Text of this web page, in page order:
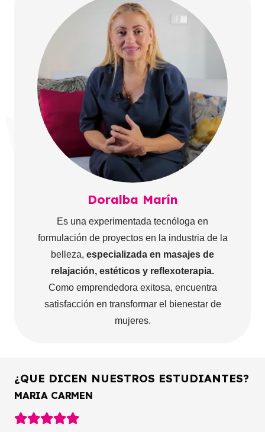
Doralba Marín
Es una experimentada tecnóloga en
formulación de proyectos en la industria de la
belleza, especializada en masajes de
relajación, estéticos y reflexoterapia.
Como emprendedora exitosa, encuentra
satisfacción en transformar el bienestar de
mujeres.
¿QUE DICEN NUESTROS ESTUDIANTES?